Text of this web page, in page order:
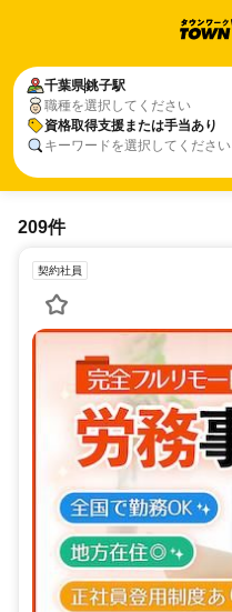
千葉県銚子駅
職種を選択してください
資格取得支援または手当あり
キーワードを選択してください
209件
契約社員